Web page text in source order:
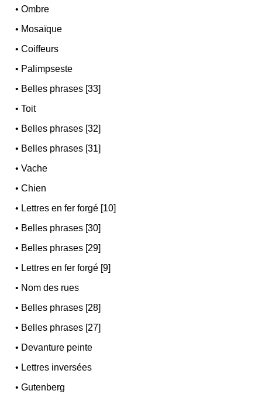
•Ombre
• Mosaïque
•Coiffeurs
• Palimpseste
• Belles phrases [33]
•Toit
• Belles phrases [32]
• Belles phrases [31]
•Vache
•Chien
• Lettres en fer forgé [10]
• Belles phrases [30]
• Belles phrases [29]
• Lettres en fer forgé [9]
• Nom des rues
• Belles phrases [28]
• Belles phrases [27]
• Devanture peinte
• Lettres inversées
•Gutenberg